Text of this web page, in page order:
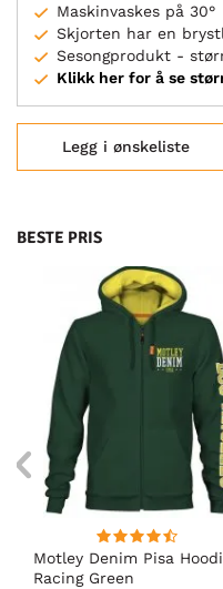
Maskinvaskes på 30°
Skjorten har en
Sesongprodukt -
Klikk her for å se
Legg i ønskeliste
BESTE PRIS
Motley Denim Pisa
Racing Green